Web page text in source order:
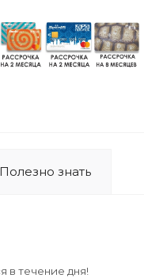
Полезно знать
в течение дня!